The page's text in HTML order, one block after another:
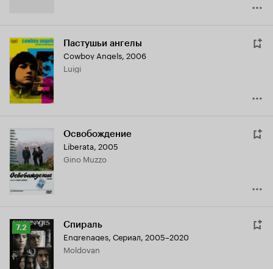
Пастушьи ангелы
Cowboy Angels, 2006
Luigi
Освобождение
Liberata, 2005
Gino Muzzo
Рейтинг
Кинопоиска
7.2
7.2 Спираль
Engrenages, Сериал, 2005–2020
Moldovan